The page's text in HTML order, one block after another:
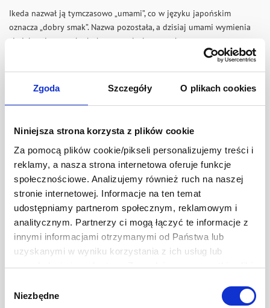
Zgoda Szczegóły O plikach cookies
Niniejsza strona korzysta z plików cookie
Za pomocą plików cookie/pikseli personalizujemy treści i
reklamy, a nasza strona internetowa oferuje funkcje
społecznościowe. Analizujemy również ruch na naszej
stronie internetowej. Informacje na ten temat
udostępniamy partnerom społecznym, reklamowym i
analitycznym. Partnerzy ci mogą łączyć te informacje z
innymi informacjami otrzymanymi od Państwa lub
uzyskanymi w wyniku korzystania z ich usług lub
przeglądania innych stron. Zezwalając na wszystkie pliki
umożliwia ustawienie swoich preferencji tylko na naszej
zgody
Niezbędne
Ikeda nazwał ją tymczasowo „umami”, co w języku japońskim
oznacza „dobry smak”. Nazwa pozostała, a dzisiaj umami wymienia
się jako piąty smak obok pozostałych czterech.
Umami samo w sobie nie posiada smaku, który da się określić.
Sprawia jednak, że intensywniej czujemy smak potraw i składników,
które przygotowano z dodatkiem umami. Mówiąc najprościej: daje
nam wrażenie, że to co jemy, jest wyjątkowo smaczne.
aminokwasów – glutaminianów, jakie w naturalnej postaci
występują w wielu różnych produktach spożywczych. Często ich
obecność wynika z długiego dojrzewania i powolnej, naturalnej
fermentacji, stąd w niektórych produktach jest „zatrzęsienie” umami:
parmezan i dojrzałe sery, fermentowane pasty rybne, dojrzewające
mięso, naturalnie warzony sos sojowy.